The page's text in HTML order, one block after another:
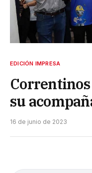
EDICIÓN IMPRESA
su
16 de junio de 2023